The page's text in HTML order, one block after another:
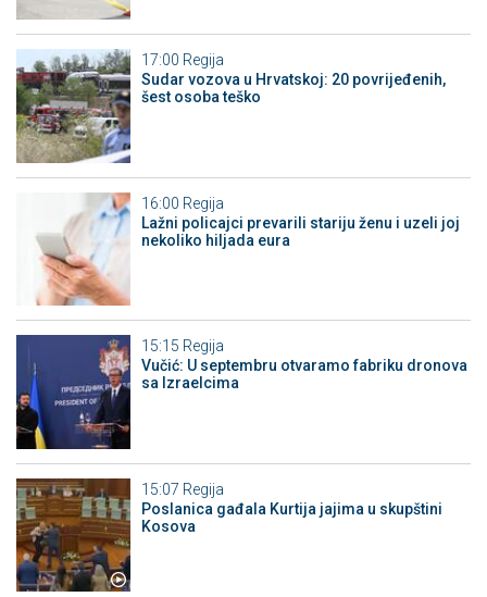
17:00 Regija
Sudar vozova u Hrvatskoj: 20 povrijeđenih,
šest osoba teško
16:00 Regija
Lažni policajci prevarili stariju ženu i uzeli joj
nekoliko hiljada eura
15:15 Regija
Vučić: U septembru otvaramo fabriku dronova
sa Izraelcima
15:07 Regija
Poslanica gađala Kurtija jajima u skupštini
Kosova